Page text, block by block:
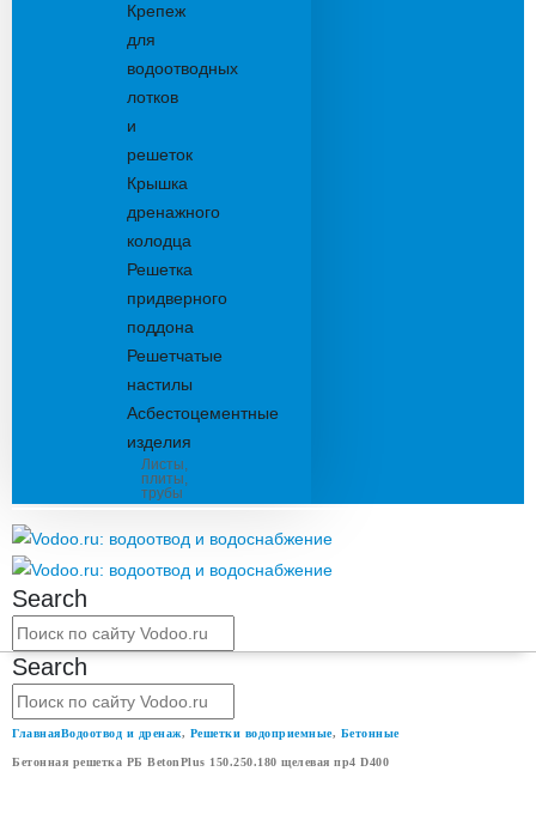
Крепеж
для
водоотводных
лотков
и
решеток
Крышка
дренажного
колодца
Решетка
придверного
поддона
Решетчатые
настилы
Асбестоцементные
изделия
Листы,
плиты,
трубы
Search
Search
ГлавнаяВодоотвод и дренаж, Решетки водоприемные, Бетонные
Бетонная решетка РБ BetonPlus 150.250.180 щелевая пр4 D400